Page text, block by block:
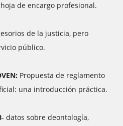
de encargo profesional.
de la justicia, pero
público.
Propuesta de reglamento
una introducción práctica.
- datos sobre deontología,